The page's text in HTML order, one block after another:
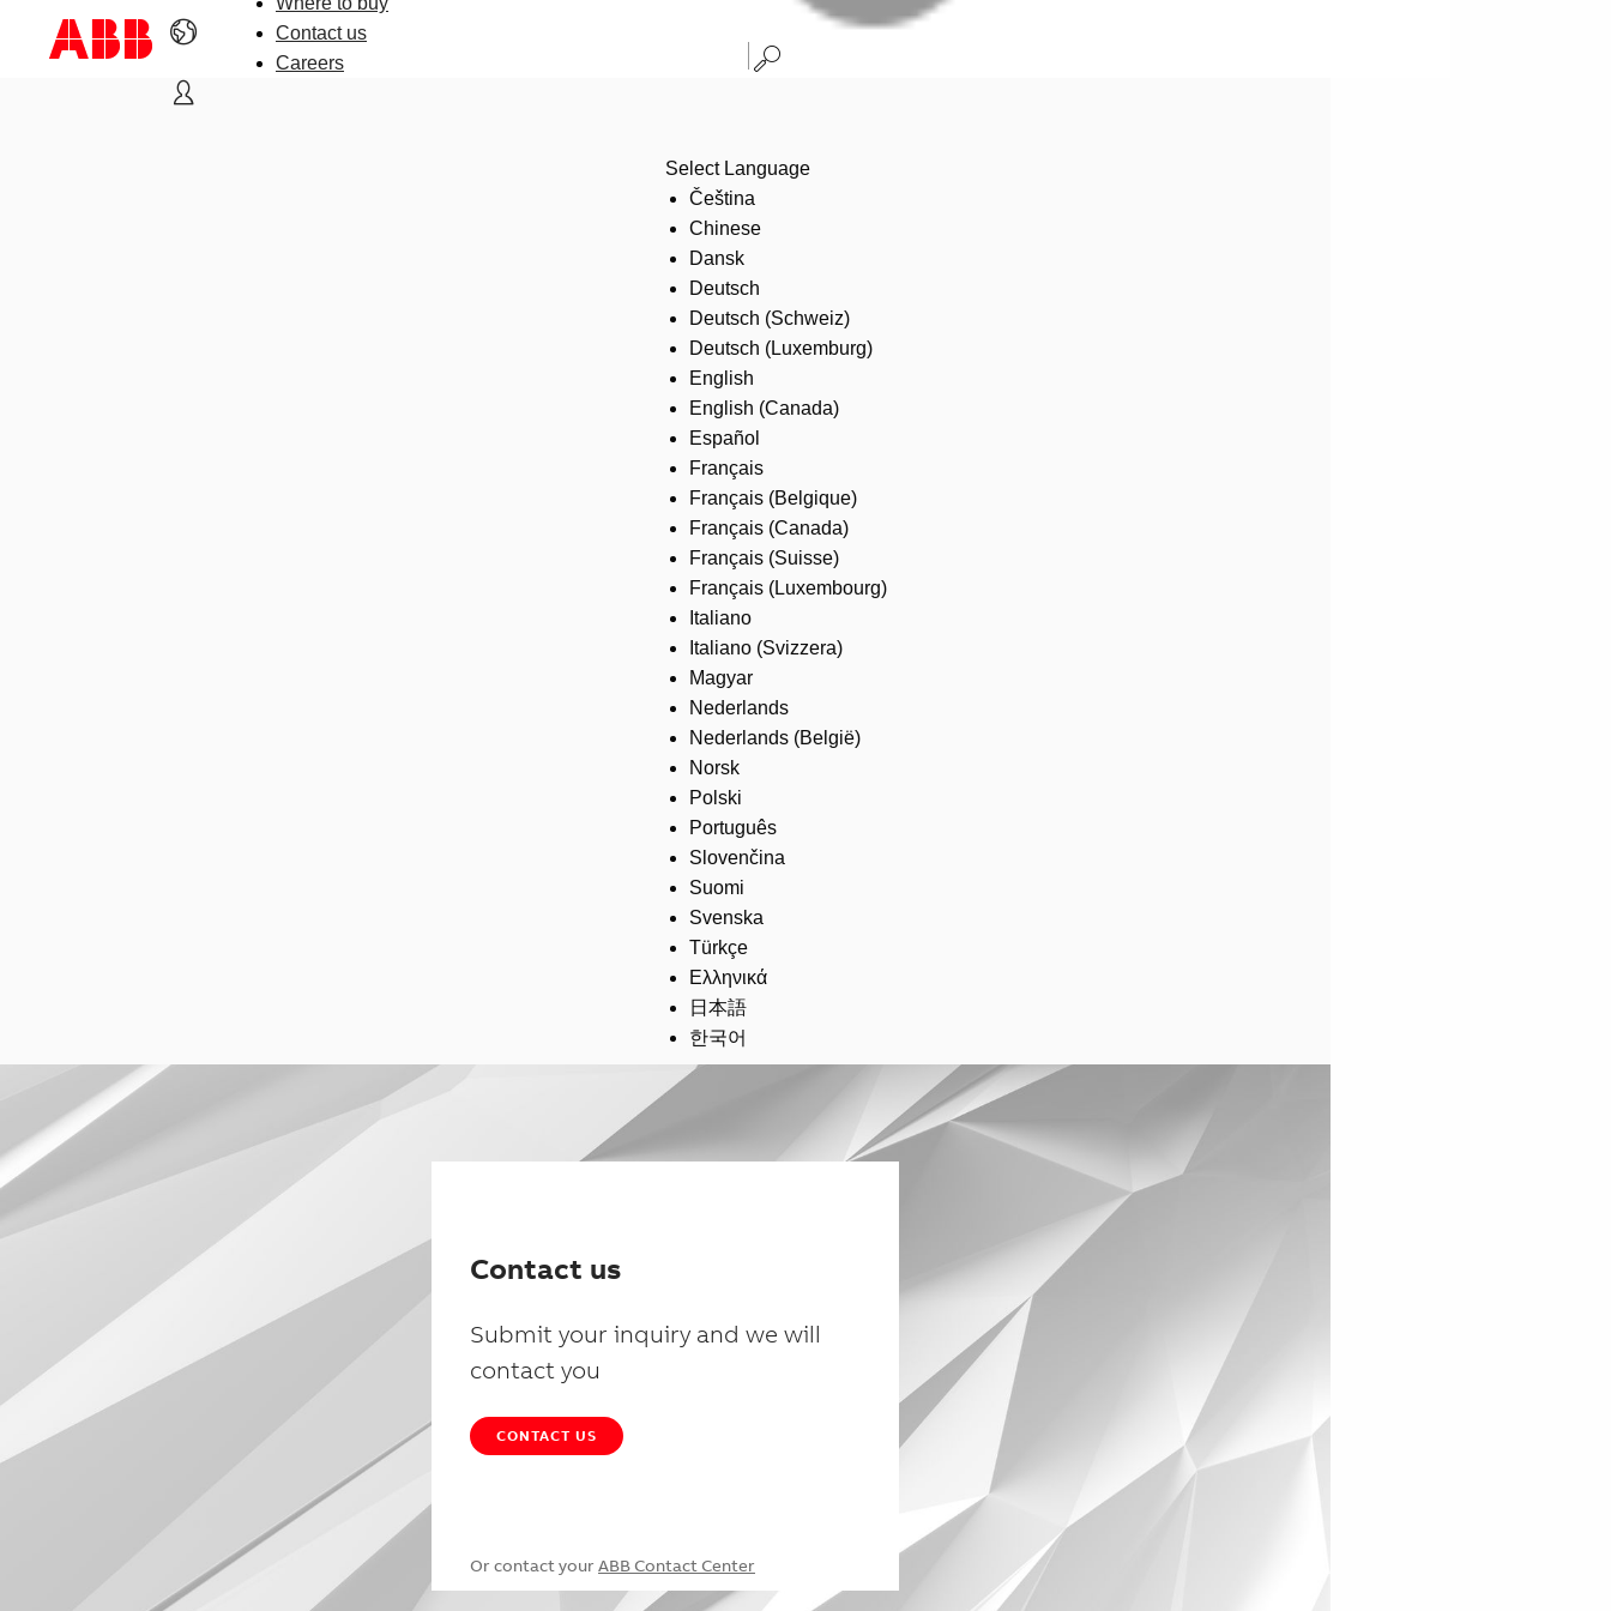
Contact us
Careers
Select Language
Čeština
Chinese
Dansk
Deutsch
Deutsch (Schweiz)
Deutsch (Luxemburg)
English
English (Canada)
Español
Français
Français (Belgique)
Français (Canada)
Français (Suisse)
Français (Luxembourg)
Italiano
Italiano (Svizzera)
Magyar
Nederlands
Nederlands (België)
Norsk
Polski
Português
Slovenčina
Suomi
Svenska
Türkçe
Ελληνικά
日本語
한국어
Contact us
Submit your inquiry and we will
contact you
CONTACT US
Or contact your ABB Contact Center